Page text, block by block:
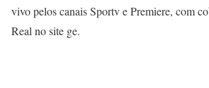
vivo pelos canais Sportv e Premiere, com
Real no site ge.